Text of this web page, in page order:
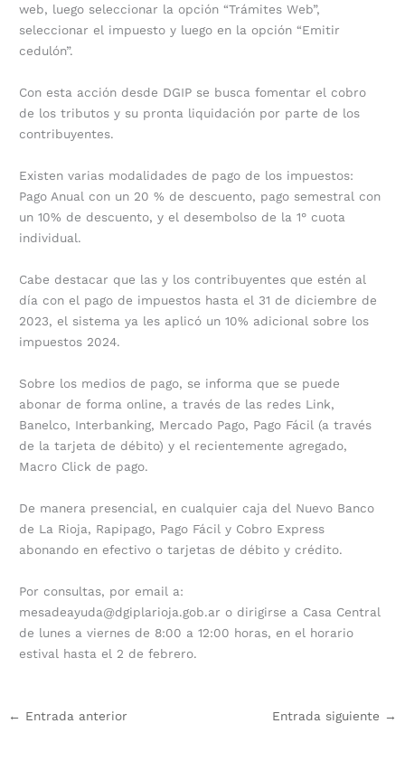
web, luego seleccionar la opción “Trámites Web”,
seleccionar el impuesto y luego en la opción “Emitir
cedulón”.
Con esta acción desde DGIP se busca fomentar el cobro
de los tributos y su pronta liquidación por parte de los
contribuyentes.
Existen varias modalidades de pago de los impuestos:
Pago Anual con un 20 % de descuento, pago semestral con
un 10% de descuento, y el desembolso de la 1° cuota
individual.
Cabe destacar que las y los contribuyentes que estén al
día con el pago de impuestos hasta el 31 de diciembre de
2023, el sistema ya les aplicó un 10% adicional sobre los
impuestos 2024.
Sobre los medios de pago, se informa que se puede
abonar de forma online, a través de las redes Link,
Banelco, Interbanking, Mercado Pago, Pago Fácil (a través
de la tarjeta de débito) y el recientemente agregado,
Macro Click de pago.
De manera presencial, en cualquier caja del Nuevo Banco
de La Rioja, Rapipago, Pago Fácil y Cobro Express
abonando en efectivo o tarjetas de débito y crédito.
Por consultas, por email a:
mesadeayuda@dgiplarioja.gob.ar o dirigirse a Casa Central
de lunes a viernes de 8:00 a 12:00 horas, en el horario
estival hasta el 2 de febrero.
← Entrada anterior Entrada siguiente →